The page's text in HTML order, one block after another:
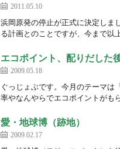
2011.05.10
浜岡原発の停止が正式に決定しま
る計画とのことですが、今まで以
エコポイント、配りだした
2009.05.18
ぐっじょぶです。今月のテーマは
率やなんやらでエコポイントがも
愛・地球博（跡地）
2009.02.17